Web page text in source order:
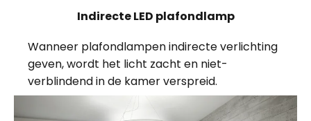
Indirecte LED plafondlamp
Wanneer plafondlampen indirecte verlichting
geven, wordt het licht zacht en niet-
verblindend in de kamer verspreid.